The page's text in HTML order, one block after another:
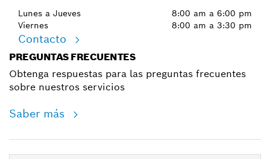
Lunes a Jueves
Viernes
8:00 am a 6:00 pm
8:00 am a 3:30 pm
Contacto
PREGUNTAS FRECUENTES
Obtenga respuestas para las preguntas frecuentes
sobre nuestros servicios
Saber más